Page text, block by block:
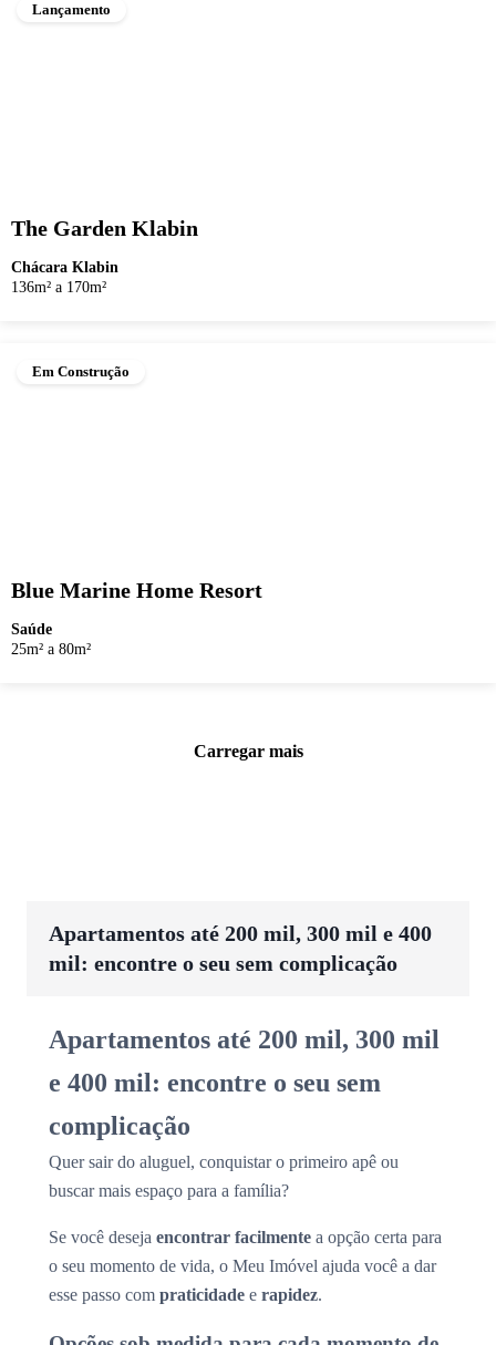
Lançamento
The Garden Klabin
Chácara Klabin
136m² a 170m²
Em Construção
Blue Marine Home Resort
Saúde
25m² a 80m²
Carregar mais
Apartamentos até 200 mil, 300 mil e 400
mil: encontre o seu sem complicação
Apartamentos até 200 mil, 300 mil
e 400 mil: encontre o seu sem
complicação
Quer sair do aluguel, conquistar o primeiro apê ou
buscar mais espaço para a família?
Se você deseja encontrar facilmente a opção certa para
o seu momento de vida, o Meu Imóvel ajuda você a dar
esse passo com praticidade e rapidez.